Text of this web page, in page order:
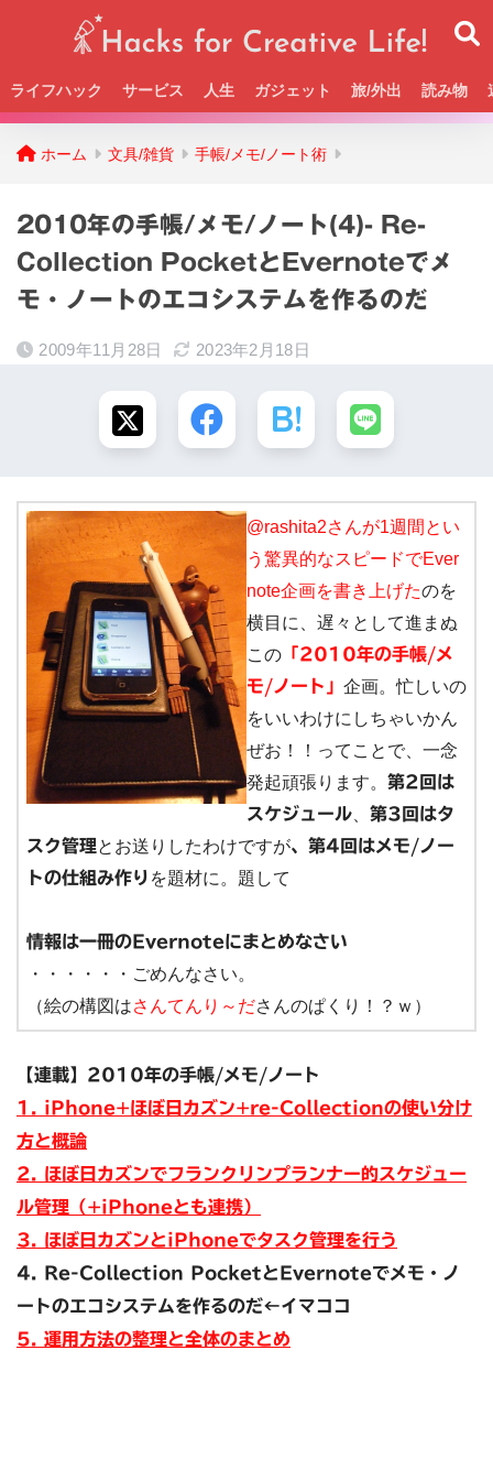
ライフハック サービス 人生 ガジェット 旅/外出 読み物
Beckの活動＆SNSまとめはこちら
ホーム 文具/雑貨 手帳/メモ/ノート術
2010年の手帳/メモ/ノート(4)- Re-
Collection PocketとEvernoteでメ
モ・ノートのエコシステムを作るのだ
2009年11月28日 2023年2月18日
@rashita2さんが1週間とい
う驚異的なスピードでEver
note企画を書き上げたのを
横目に、遅々として進まぬ
この 「2010年の手帳/メ
モ/ノート」 企画。忙しいの
をいいわけにしちゃいかん
ぜお！！ってことで、一念
発起頑張ります。 第2回は
スケジュール
第3回はタ
スク管理とお送りしたわけですが、第4回はメモ/ノー
トの仕組み作り を題材に。題して
情報は一冊のEvernoteにまとめなさい
・・・・・・ごめんなさい。
（絵の構図はさんてんり～ださんのぱくり！？ｗ）
【連載】2010年の手帳/メモ/ノート
1. iPhone+ほぼ日カズン+re-Collectionの使い分け
方と概論
2. ほぼ日カズンでフランクリンプランナー的スケジュー
ル管理（+iPhoneとも連携）
3. ほぼ日カズンとiPhoneでタスク管理を行う
4. Re-Collection PocketとEvernoteでメモ・ノ
ートのエコシステムを作るのだ←イマココ
5. 運用方法の整理と全体のまとめ